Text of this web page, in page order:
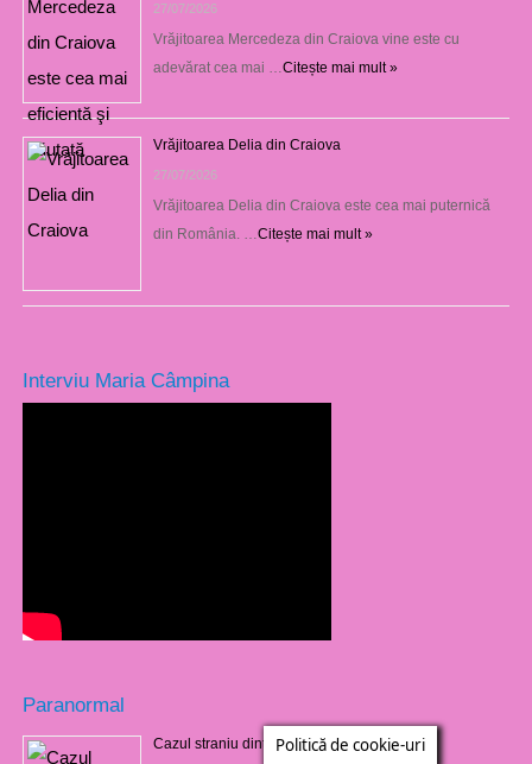
27/07/2026
Vrăjitoarea Mercedeza din Craiova vine este cu
adevărat cea mai …Citește mai mult »
Vrăjitoarea Delia din Craiova
27/07/2026
Vrăjitoarea Delia din Craiova este cea mai puternică
din România. …Citește mai mult »
Interviu Maria Câmpina
Paranormal
Cazul straniu dintr-un cimitir din Barbados
Politică de cookie-uri